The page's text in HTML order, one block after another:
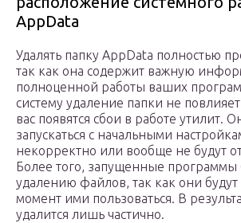
AppData
Удалять папку AppData полностью
так как она содержит важную
полноценной работы ваших
систему удаление папки не
вас появятся сбои в работе утилит.
запускаться с начальными
некорректно или вообще не будут
Более того, запущенные программы
удалению файлов, так как они
момент ими пользоваться. В
удалится лишь частично.